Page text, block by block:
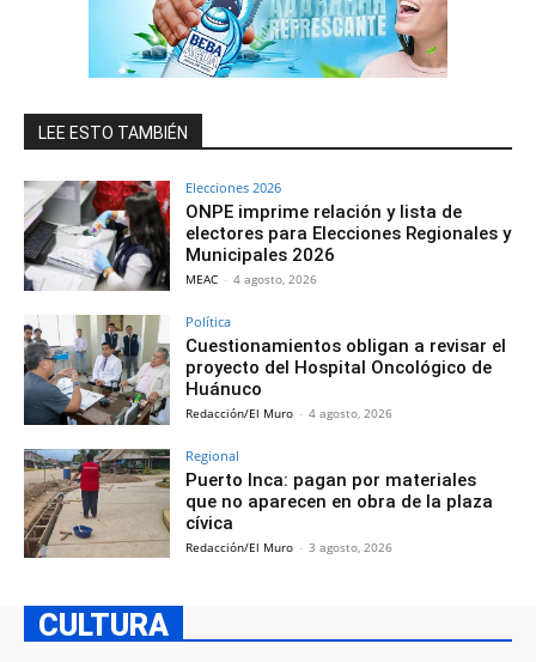
LEE ESTO TAMBIÉN
Elecciones 2026
ONPE imprime relación y lista de
electores para Elecciones Regionales y
Municipales 2026
MEAC - 4 agosto, 2026
Política
Cuestionamientos obligan a revisar el
proyecto del Hospital Oncológico de
Huánuco
Redacción/El Muro - 4 agosto, 2026
Regional
Puerto Inca: pagan por materiales
que no aparecen en obra de la plaza
cívica
Redacción/El Muro - 3 agosto, 2026
CULTURA